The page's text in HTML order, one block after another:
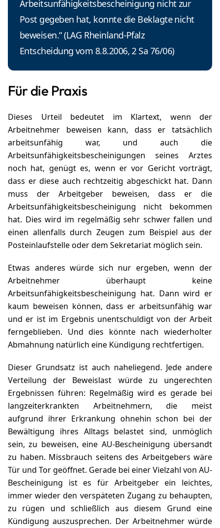
Arbeitsunfähigkeitsbescheinigung nicht zur
Post gegeben hat, konnte die Beklagte nicht
beweisen.“ (LAG Rheinland-Pfalz
Entscheidung vom 8.8.2006, 2 Sa 76/06)
Für die Praxis
Dieses Urteil bedeutet im Klartext, wenn der
Arbeitnehmer beweisen kann, dass er tatsächlich
arbeitsunfähig war, und auch die
Arbeitsunfähigkeitsbescheinigungen seines Arztes
noch hat, genügt es, wenn er vor Gericht vorträgt,
dass er diese auch rechtzeitig abgeschickt hat. Dann
muss der Arbeitgeber beweisen, dass er die
Arbeitsunfähigkeitsbescheinigung nicht bekommen
hat. Dies wird im regelmäßig sehr schwer fallen und
einen allenfalls durch Zeugen zum Beispiel aus der
Posteinlaufstelle oder dem Sekretariat möglich sein.
Etwas anderes würde sich nur ergeben, wenn der
Arbeitnehmer überhaupt keine
Arbeitsunfähigkeitsbescheinigung hat. Dann wird er
kaum beweisen können, dass er arbeitsunfähig war
und er ist im Ergebnis unentschuldigt von der Arbeit
ferngeblieben. Und dies könnte nach wiederholter
Abmahnung natürlich eine Kündigung rechtfertigen.
Dieser Grundsatz ist auch naheliegend. Jede andere
Verteilung der Beweislast würde zu ungerechten
Ergebnissen führen: Regelmäßig wird es gerade bei
langzeiterkrankten Arbeitnehmern, die meist
aufgrund ihrer Erkrankung ohnehin schon bei der
Bewältigung ihres Alltags belastet sind, unmöglich
sein, zu beweisen, eine AU-Bescheinigung übersandt
zu haben. Missbrauch seitens des Arbeitgebers wäre
Tür und Tor geöffnet. Gerade bei einer Vielzahl von AU-
Bescheinigung ist es für Arbeitgeber ein leichtes,
immer wieder den verspäteten Zugang zu behaupten,
zu rügen und schließlich aus diesem Grund eine
Kündigung auszusprechen. Der Arbeitnehmer würde